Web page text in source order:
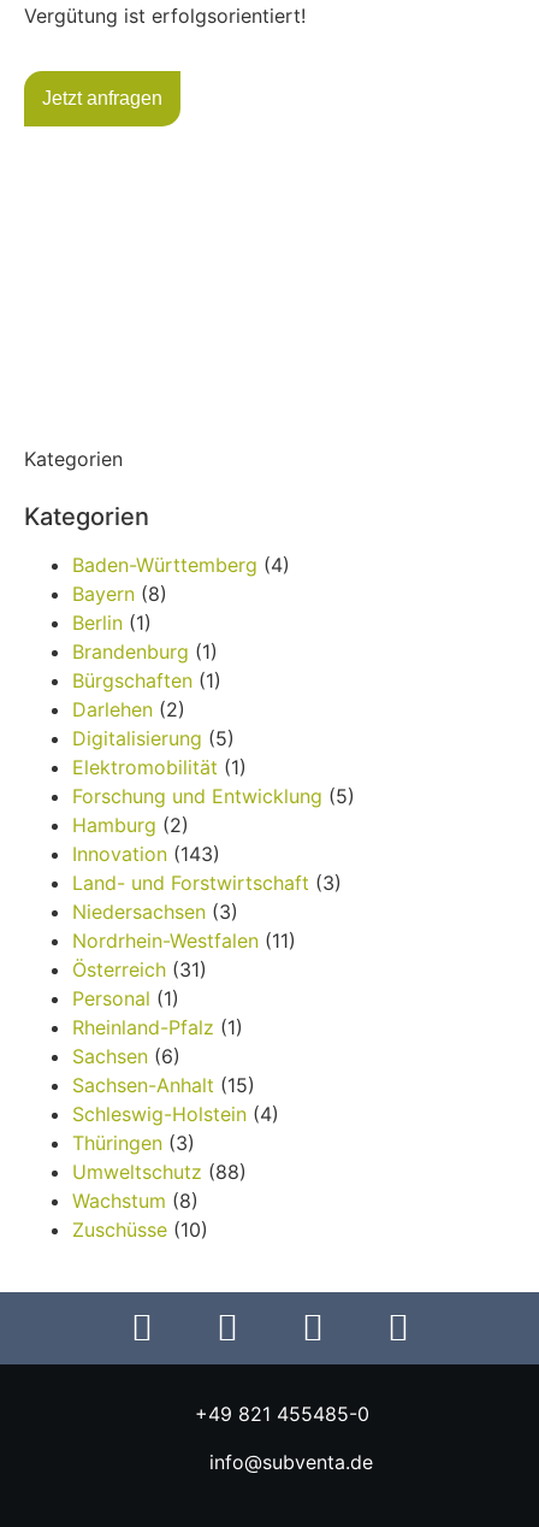
Vergütung ist erfolgsorientiert!
Jetzt anfragen
Kategorien
Kategorien
Baden-Württemberg (4)
Bayern (8)
Berlin (1)
Brandenburg (1)
Bürgschaften (1)
Darlehen (2)
Digitalisierung (5)
Elektromobilität (1)
Forschung und Entwicklung (5)
Hamburg (2)
Innovation (143)
Land- und Forstwirtschaft (3)
Niedersachsen (3)
Nordrhein-Westfalen (11)
Österreich (31)
Personal (1)
Rheinland-Pfalz (1)
Sachsen (6)
Sachsen-Anhalt (15)
Schleswig-Holstein (4)
Thüringen (3)
Umweltschutz (88)
Wachstum (8)
Zuschüsse (10)
+49 821 455485-0
info@subventa.de